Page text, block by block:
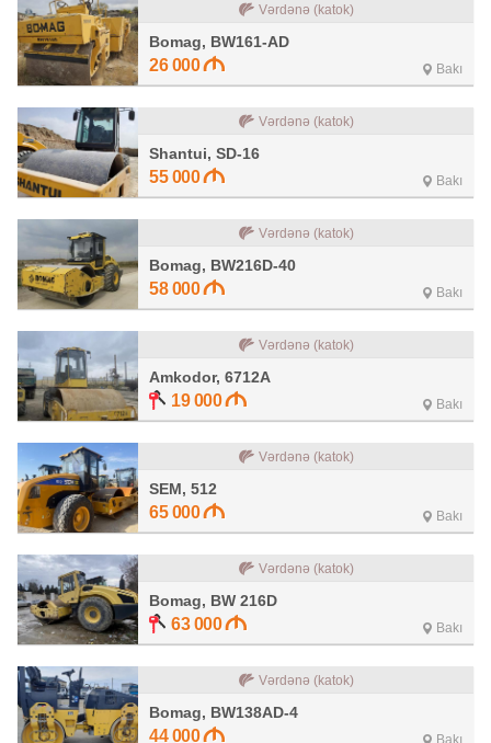
Vərdənə (katok)
Bomag, BW161-AD
26 000 Bakı
Vərdənə (katok)
Shantui, SD-16
55 000 Bakı
Vərdənə (katok)
Bomag, BW216D-40
58 000 Bakı
Vərdənə (katok)
Amkodor, 6712A
19 000 Bakı
Vərdənə (katok)
SEM, 512
65 000 Bakı
Vərdənə (katok)
Bomag, BW 216D
63 000 Bakı
Vərdənə (katok)
Bomag, BW138AD-4
44 000 Bakı